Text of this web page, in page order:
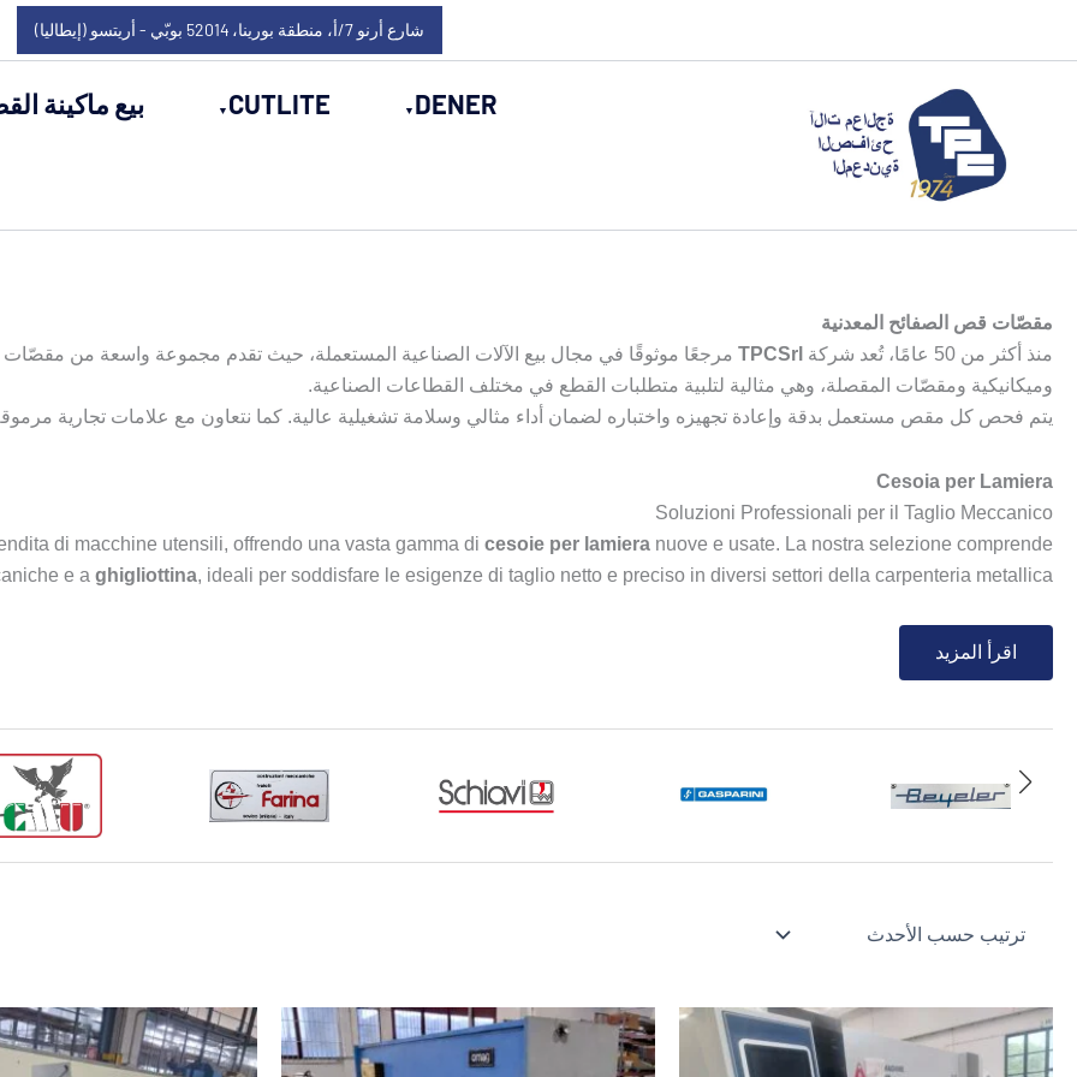
شارع أرنو 7/أ، منطقة بورينا، 52014 بوبّي - أريتسو (إيطاليا)
DENER
CUTLITE بيع ماكينة
مقصّات قص الصفائح المعدنية
منذ أكثر من 50 عامًا، تُعد شركة
TPCSrl مرجعًا موثوقًا في مجال بيع الآلات الصناعية المستعملة، حيث تقدم مجموعة واسعة من
وميكانيكية ومقصّات المقصلة، وهي مثالية لتلبية متطلبات القطع في مختلف القطاعات الصناعية.
يتم فحص كل مقص مستعمل بدقة وإعادة تجهيزه واختباره لضمان أداء مثالي وسلامة تشغيلية عالية. كما نتعاون مع علامات تجارية مرموقة
Cesoia per Lamiera
Soluzioni Professionali per il Taglio Meccanico
di macchine utensili, offrendo una vasta gamma di cesoie per lamiera nuove e usate. La nostra selezione comprende
e a ghigliottina, ideali per soddisfare le esigenze di taglio netto e preciso in diversi settori della carpenteria metallica.
اقرأ المزيد
dai nostri tecnici per garantire prestazioni ottimali e sicurezza operativa. Collaboriamo con marchi rinomati come
macchinari di alta qualità a prezzi competitivi, ideali per chi cerca una
cesoia nuova con tecnologia CNC avanzata.
Piegatrice usata
Lavorazioni Accessorie: Punzonatrice usata